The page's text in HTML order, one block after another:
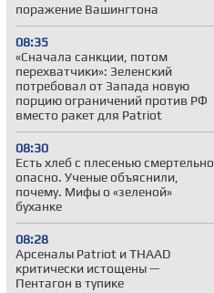
поражение Вашингтона
08:35
«Сначала санкции, потом
перехватчики»: Зеленский
потребовал от Запада новую
порцию ограничений против РФ
вместо ракет для Patriot
08:30
Есть хлеб с плесенью смертельно
опасно. Ученые объяснили,
почему. Мифы о «зеленой»
буханке
08:28
Арсеналы Patriot и THAAD
критически истощены —
Пентагон в тупике